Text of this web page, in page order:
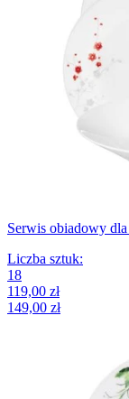
Serwis obiadowy
Liczba sztuk:
18
119,00 zł
149,00 zł